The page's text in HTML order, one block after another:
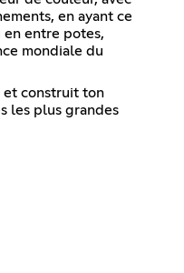
en ayant ce
en entre potes,
mondiale du
et construit ton
les plus grandes